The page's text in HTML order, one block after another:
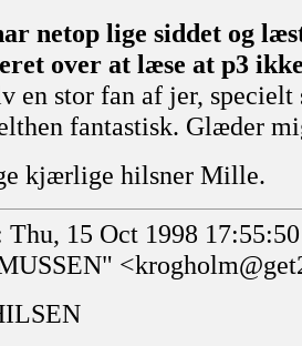
netop lige siddet og
over at læse at p3
en stor fan af jer,
fantastisk. Glæder
kjærlige hilsner Mille.
Thu, 15 Oct 1998